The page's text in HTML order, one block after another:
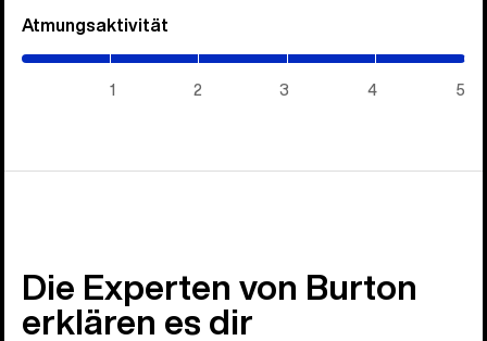
Atmungsaktivität
1 2 3 4 5
Die Experten von Burton
erklären es dir